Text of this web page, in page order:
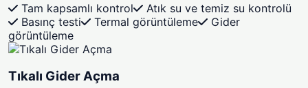
Tam kapsamlı kontrol
Atık su ve temiz su kontrolü
Basınç testi
Termal görüntüleme
Gider
görüntüleme
Tıkalı Gider Açma